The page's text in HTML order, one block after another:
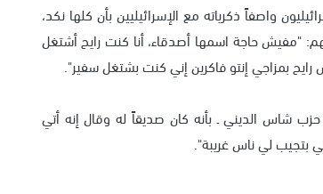
واصفاً ذكرياته مع الإسرائيليين بأن كلها نكد،
"مفيش حاجة اسمها أصدقاء، أنا كنت رايح أشتغل
بمزاجي إنتو فاكرين إني كنت بشتغل سفير".
شاس الديني ـ بأنه كان صديقاً له وقال إنه أتي
بتجيب لي ناس غريبة".